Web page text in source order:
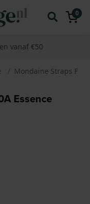
0
vanaf €50
Mondaine Straps
Essence